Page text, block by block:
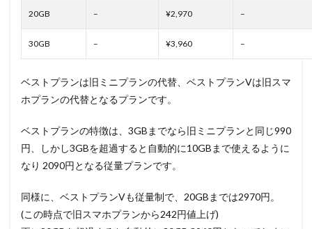
20GB – ¥2,970 –
30GB – ¥3,960 –
ベストプランは旧ミニプランの代替、ベストプランVは旧スマ
ホプランの代替となるプランです。
ベストプランの特徴は、3GBまでなら旧ミニプランと同じ990
円、しかし3GBを超過すると自動的に10GBまで使えるように
なり 2090円となる従量プランです。
同様に、ベストプランVも従量制で、20GBまでは2970円。
(この時点で旧スマホプランから242円値上げ)